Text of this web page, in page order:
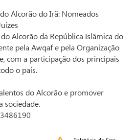
Alcorão do Irã: Nomeados
Alcorão da República Islâmica do
pela Awqaf e pela Organização
com a participação dos principais
o país.
do Alcorão e promover
sociedade.